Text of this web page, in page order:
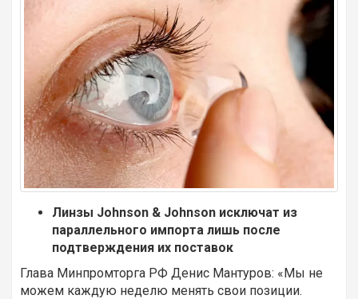
Линзы Johnson & Johnson исключат из
параллельного импорта лишь после
подтверждения их поставок
Глава Минпромторга РФ Денис Мантуров: «Мы не
можем каждую неделю менять свои позиции.